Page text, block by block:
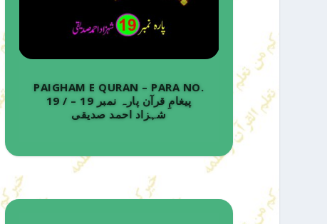
PAIGHAM E QURAN – PARA NO.
19 / پیغامِ قرآن پارہ نمبر 19 –
شہزاد احمد صدیقی